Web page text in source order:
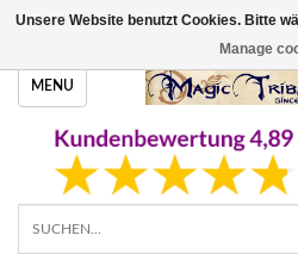
HANDGEFERTIGTE
MENU
Unsere Website benutzt Cookies. Bitte
Manage